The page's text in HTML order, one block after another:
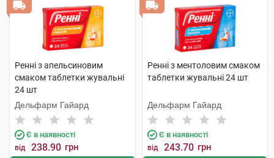
Ренні з апельсиновим
смаком таблетки жувальні
24 шт
Дельфарм Гайард
Є в наявності
від 238.90 грн
Ренні з ментоловим смаком
таблетки жувальні 24 шт
Дельфарм Гайард
Є в наявності
від 243.70 грн